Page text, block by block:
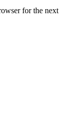
for the next